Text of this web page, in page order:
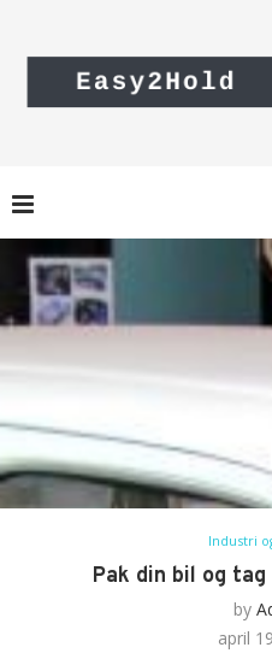
Industri
Pak din bil og
by
april